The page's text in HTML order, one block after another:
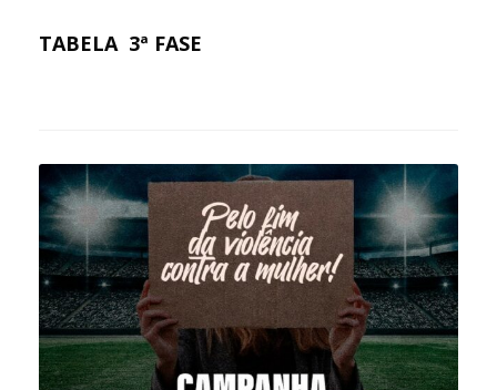
TABELA 3ª FASE